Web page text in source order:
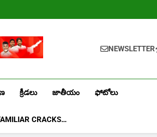
NEWSLETTER
క్రీడలు జాతీయం ఫోటోలు
CRACKS…